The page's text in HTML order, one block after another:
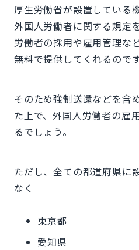
厚生労働省が設置している
外国人労働者に関する規定
労働者の採用や雇用管理な
無料で提供してくれるのです
そのため強制送還などを含
た上で、外国人労働者の雇
るでしょう。
ただし、全ての都道府県に
なく
東京都
愛知県